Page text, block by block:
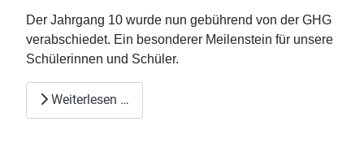
Der Jahrgang 10 wurde nun gebührend von der GHG
verabschiedet. Ein besonderer Meilenstein für unsere
Schülerinnen und Schüler.
Weiterlesen …